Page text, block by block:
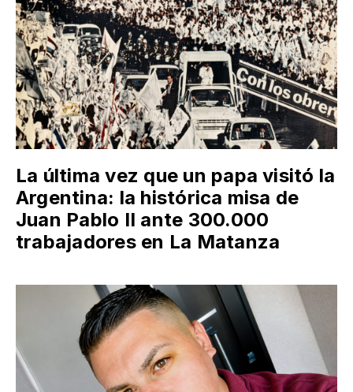
La última vez que un papa visitó la
Argentina: la histórica misa de
Juan Pablo II ante 300.000
trabajadores en La Matanza